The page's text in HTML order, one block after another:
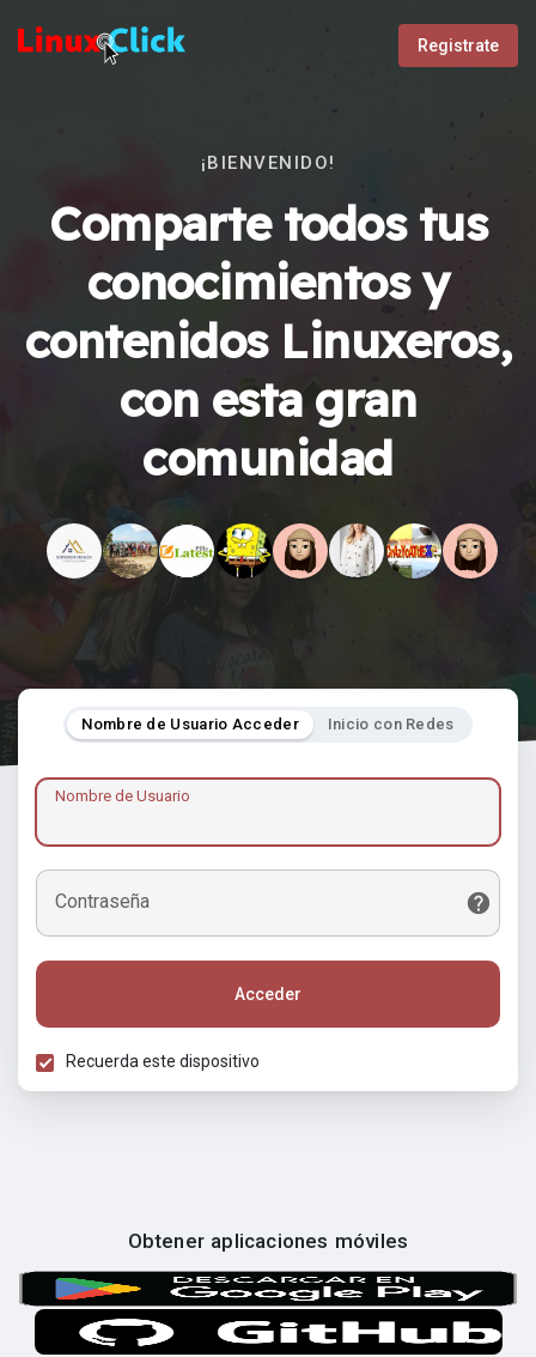
Registrate
¡BIENVENIDO!
Comparte todos tus
conocimientos y
contenidos Linuxeros,
con esta gran
comunidad
Nombre de Usuario Acceder Inicio con Redes
Nombre de Usuario
Contraseña
Acceder
Recuerda este dispositivo
Obtener aplicaciones móviles